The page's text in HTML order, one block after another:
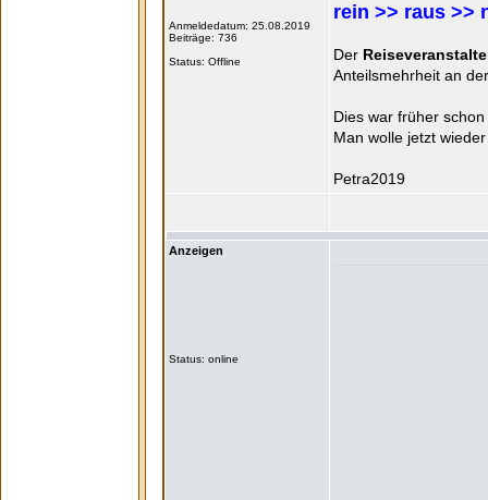
Anmeldedatum: 25.08.2019
Beiträge: 736
Status: Offline
rein >> raus >>
Der
Anteilsmehrheit an
Dies war früher
Man wolle jetzt
Petra2019
Anzeigen
Status: online